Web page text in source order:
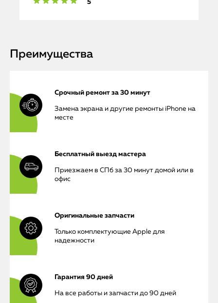
5
Преимущества
Срочный ремонт за 30 минут
Замена экрана и другие ремонты iPhone на
месте
Бесплатный выезд мастера
Приезжаем в СПб за 30 минут домой или в
офис
Оригинальные запчасти
Только комплектующие Apple для
надежности
Гарантия 90 дней
На все работы и запчасти до 90 дней